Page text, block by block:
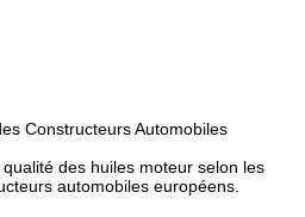
Constructeurs Automobiles
des huiles moteur selon les
automobiles européens.